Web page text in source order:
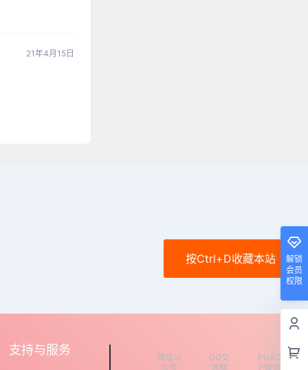
21年4月15日
解锁
会员
权限
按Ctrl+D收藏本站
支持与服务
微信公
众号
QQ交
流群
PUAC
P微信